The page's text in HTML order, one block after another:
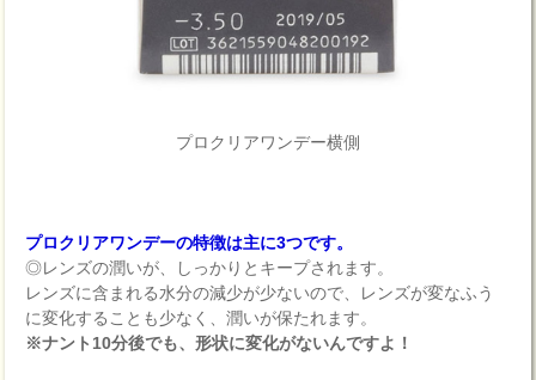
プロクリアワンデー横側
プロクリアワンデーの特徴は主に3つです。
◎レンズの潤いが、しっかりとキープされます。
レンズに含まれる水分の減少が少ないので、レンズが変なふう
に変化することも少なく、潤いが保たれます。
※ナント10分後でも、形状に変化がないんですよ！